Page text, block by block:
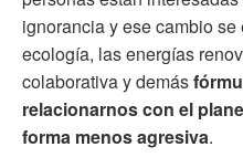
ignorancia y ese cambio
ecología, las energías
colaborativa y demás
relacionarnos con el
forma menos agresiva.